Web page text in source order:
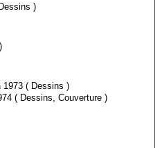
( Textes, Dessins )
)
• Tome 1 : Dix ans d'ombre / Jan 1973 ( Dessins )
/ Mar 1974 ( Dessins, Couverture )